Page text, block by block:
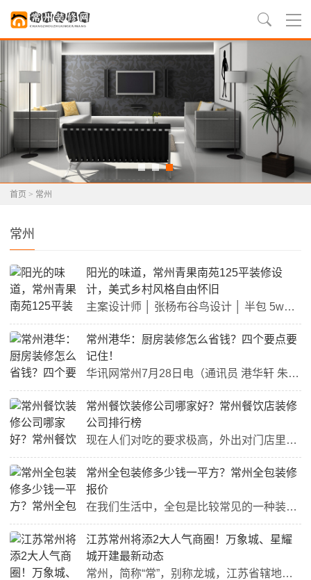
首页 > 常州
常州
阳光的味道，常州青果南苑125平装修设
计，美式乡村风格自由怀旧
主案设计师 │ 张杨布谷鸟设计 │ 半包 5w设计理念│本案为3室2厅基本户型，建筑面积为125平米，户主是3口之家，本案为美式乡村风格，以舒适性能为导向，尊重"回归自然"，整个装修轻松、舒适、自由，特别是在墙面色彩选择上，自然、怀旧、散发着浓郁土壤芳香的色彩是美式乡村风格的典型特征。常州青果南苑125平原始结构图常州青果南苑125平平面布置图常州青果南苑125平美式乡村风格装修实景图——客厅常州青果南苑125平美式乡村风格装修实景图——客厅常州青果南苑1...
常州港华：厨房装修怎么省钱？四个要点要
记住！
华讯网常州7月28日电（通讯员 港华轩 朱玲云）很多人觉得装修是件繁琐的事，费钱、费时间，还不小心就“踩坑”。尤其厨房装修涉及许多安全细节，要是没有提前规划好，很可能不让通气，需要二次返工。常州港华给你来支招，帮大家少花冤枉钱，装出安全舒适的厨房。厨房有门不能少虽然很多人喜欢开放式厨房，但开放式厨房没有门窗和其他房间进行阻隔，一旦发生燃气泄漏，气体会相对快速地进入客厅和卧室，易引发危险。为了用气安全，大家一定要保证厨房是独立、通风的环境。2、私拆私改不允许...
常州餐饮装修公司哪家好？常州餐饮店装修
公司排行榜
现在人们对吃的要求极高，外出对门店里的环境也有要求，虽然餐饮店在生活中很常见，其中就含有火锅店、中餐厅、西餐厅、地方特色店等，但在开店前，都要对门店进行装修一番才行，那么问题来了，谁知道常州餐饮装修公司哪家好呢？下面一起来看看常州餐饮店装修公司排行榜。一、常州餐饮装修公司哪家好常州瑞祥装饰瑞祥装饰是全国连锁实力工装企业，创立于1998年，业从事办公、餐饮、酒店、会所、教育培训等装修设计与施工，汇聚了中国装饰界的顶级设计人才，自主产业技术工人，德系工艺标准，...
常州全包装修多少钱一平方？常州全包装修
报价
在我们生活中，全包是比较常见的一种装修方式，适合工作繁忙，没有空余时间的业主，同时也存在一定的弊端，比如材料以次充好，增项增价等现象，因此在选择前，一定会提前了解预算表。那么到底常州全包装修多少钱一平米呢？下面跟着小编一起来空开常州全包装修报价。想了解你家装修多少钱？点击下方，免费获取装修预算报价方案！（此处已添加小程序，请到今日头条客户端查看）一、常州全包装修多少钱一平方1、简单装修：价格在550-700元/平米左右，整体装修简单，无设计造型，墙面刮白即...
江苏常州将添2大人气商圈！万象城、星耀
城开建最新动态
常州，简称“常”，别称龙城，江苏省辖地级市 截至2022年3月，全市下辖5个区、代管1个县级市， 总面积4385平方千米。截至2021年，常州市常住人口534.96万人。2021年，常州市实现地区生产总值8807.6亿元，三次产业增加值比例为1.9：47.7：50.4。常州是富裕之乡，其商圈很多，如常州购物中心、南大街，目前规划建设了万象城星耀城等商业综合体，这些商圈的出现将带动区域的繁华。华润万象城2004年首座万象城诞生于深圳，近300个品牌有三分之一...